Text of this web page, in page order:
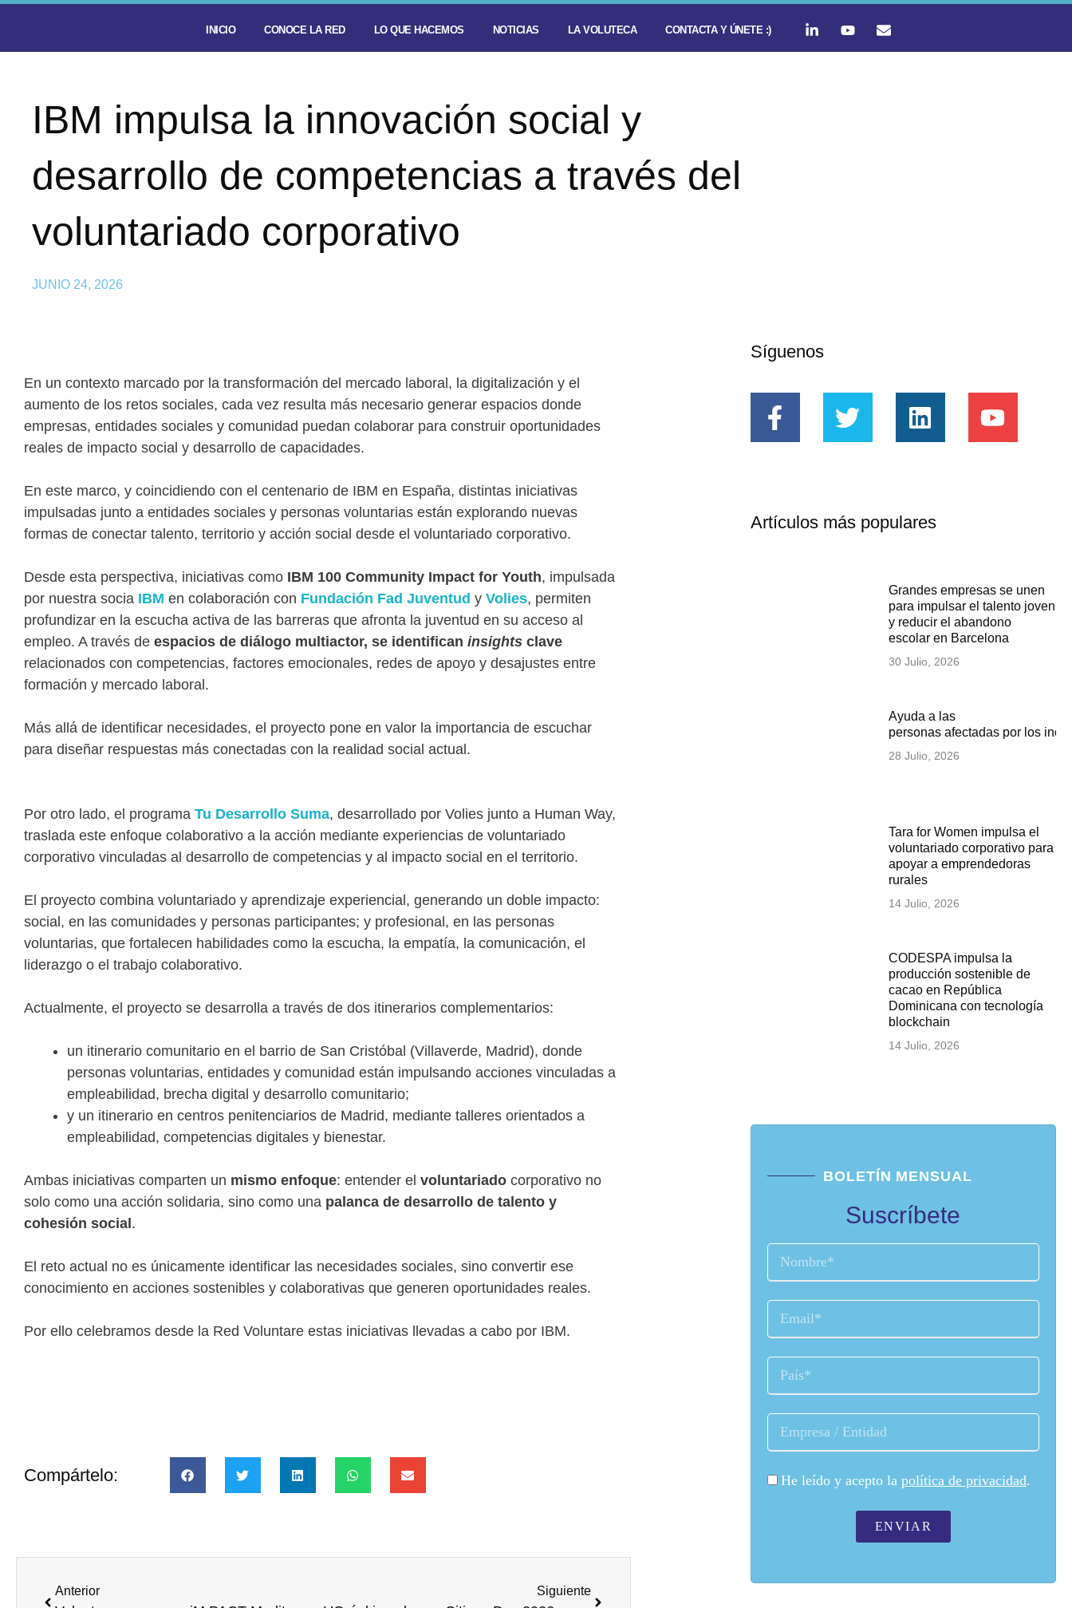
INICIO CONOCE LA RED LO QUE HACEMOS NOTICIAS LA VOLUTECA CONTACTA Y ÚNETE :)
IBM impulsa la innovación social y
desarrollo de competencias a través del
voluntariado corporativo
JUNIO 24, 2026
En un contexto marcado por la transformación del mercado laboral, la digitalización y el
aumento de los retos sociales, cada vez resulta más necesario generar espacios donde
empresas, entidades sociales y comunidad puedan colaborar para construir oportunidades
reales de impacto social y desarrollo de capacidades.
En este marco, y coincidiendo con el centenario de IBM en España, distintas iniciativas
impulsadas junto a entidades sociales y personas voluntarias están explorando nuevas
formas de conectar talento, territorio y acción social desde el voluntariado corporativo.
Desde esta perspectiva, iniciativas como IBM 100 Community Impact for Youth, impulsada
por nuestra socia IBM en colaboración con Fundación Fad Juventud y Volies, permiten
profundizar en la escucha activa de las barreras que afronta la juventud en su acceso al
empleo. A través de espacios de diálogo multiactor, se identifican insights clave
relacionados con competencias, factores emocionales, redes de apoyo y desajustes entre
formación y mercado laboral.
Más allá de identificar necesidades, el proyecto pone en valor la importancia de escuchar
para diseñar respuestas más conectadas con la realidad social actual.
Por otro lado, el programa Tu Desarrollo Suma, desarrollado por Volies junto a Human Way,
traslada este enfoque colaborativo a la acción mediante experiencias de voluntariado
corporativo vinculadas al desarrollo de competencias y al impacto social en el territorio.
El proyecto combina voluntariado y aprendizaje experiencial, generando un doble impacto:
social, en las comunidades y personas participantes; y profesional, en las personas
voluntarias, que fortalecen habilidades como la escucha, la empatía, la comunicación, el
liderazgo o el trabajo colaborativo.
Actualmente, el proyecto se desarrolla a través de dos itinerarios complementarios:
un itinerario comunitario en el barrio de San Cristóbal (Villaverde, Madrid), donde
personas voluntarias, entidades y comunidad están impulsando acciones vinculadas a
empleabilidad, brecha digital y desarrollo comunitario;
y un itinerario en centros penitenciarios de Madrid, mediante talleres orientados a
empleabilidad, competencias digitales y bienestar.
Ambas iniciativas comparten un mismo enfoque: entender el voluntariado corporativo no
solo como una acción solidaria, sino como una palanca de desarrollo de talento y
cohesión social .
El reto actual no es únicamente identificar las necesidades sociales, sino convertir ese
conocimiento en acciones sostenibles y colaborativas que generen oportunidades reales.
Por ello celebramos desde la Red Voluntare estas iniciativas llevadas a cabo por IBM.
Compártelo:
Anterior Siguiente
Síguenos
Artículos más populares
Grandes empresas se unen
para impulsar el talento joven
y reducir el abandono
escolar en Barcelona
30 Julio, 2026
Ayuda a las
personas afectadas por los
28 Julio, 2026
Tara for Women impulsa el
voluntariado corporativo para
apoyar a emprendedoras
rurales
14 Julio, 2026
CODESPA impulsa la
producción sostenible de
cacao en República
Dominicana con tecnología
blockchain
14 Julio, 2026
BOLETÍN MENSUAL
Suscríbete
He leído y acepto la política de privacidad.
ENVIAR